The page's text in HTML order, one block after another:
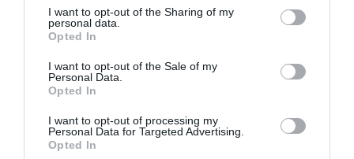
not limited to your visit or usage behaviour. You may click to
grant or deny consent to Google and its third-party tags to
use your data for below specified purposes in below Google
consent section.
I want to opt-out of the Sharing of my
personal data.
Opted In
I want to opt-out of the Sale of my
Personal Data.
Opted In
I want to opt-out of processing my
Personal Data for Targeted Advertising.
Opted In
elérhetőekClima Star Pro, Clima Energy
és Clima Energy Pro
Clima Roof csomagok az